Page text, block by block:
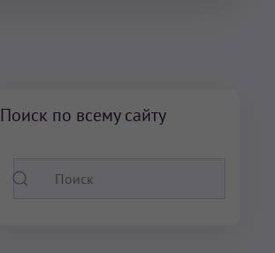
Поиск по всему сайту